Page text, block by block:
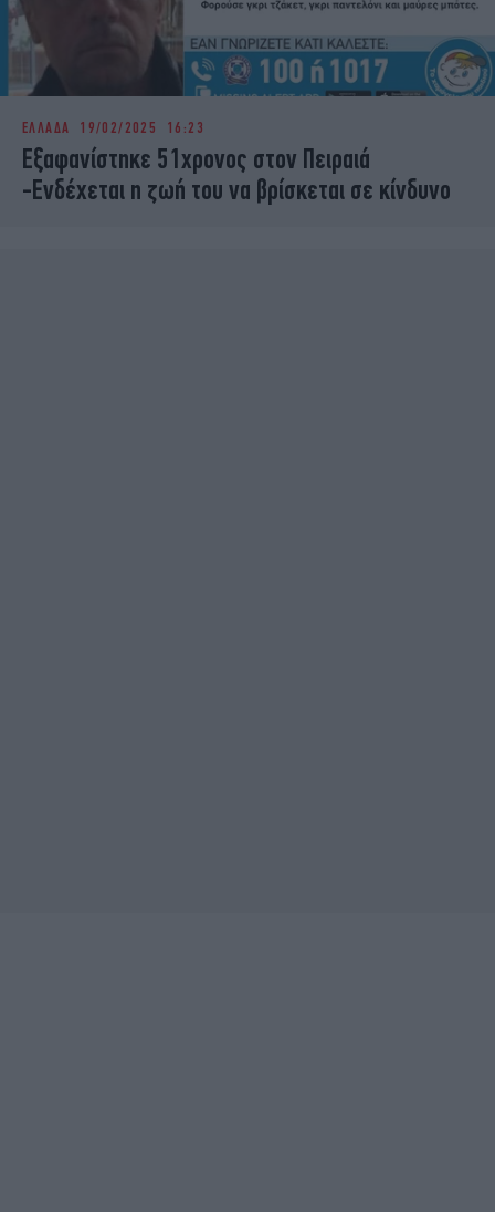
ΕΛΛΑΔΑ 19/02/2025 16:23
Εξαφανίστηκε 51χρονος στον Πειραιά
-Ενδέχεται η ζωή του να βρίσκεται σε κίνδυνο